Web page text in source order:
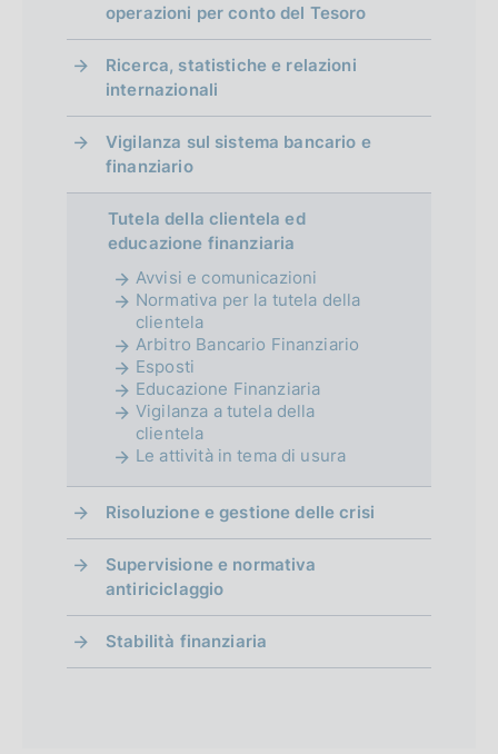
operazioni per conto del Tesoro
Ricerca, statistiche e relazioni
internazionali
Vigilanza sul sistema bancario e
finanziario
Tutela della clientela ed
educazione finanziaria
Avvisi e comunicazioni
Normativa per la tutela della
clientela
Arbitro Bancario Finanziario
Esposti
Educazione Finanziaria
Vigilanza a tutela della
clientela
Le attività in tema di usura
Risoluzione e gestione delle crisi
Supervisione e normativa
antiriciclaggio
Stabilità finanziaria